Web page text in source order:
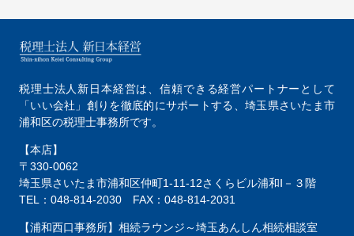
税理士法人新日本経営は、信頼できる経営パートナーとして
「いい会社」創りを徹底的にサポートする、 埼玉県さいたま市
浦和区の税理士事務所です。
【本店】
〒330-0062
埼玉県さいたま市浦和区仲町1-11-12さくらビル浦和Ⅰ－３階
TEL：048-814-2030
FAX：048-814-2031
【浦和西口事務所】相続ラウンジ～埼玉あんしん相続相談室